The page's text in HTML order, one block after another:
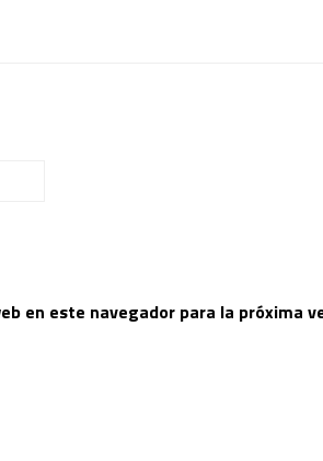
en este navegador para la próxima